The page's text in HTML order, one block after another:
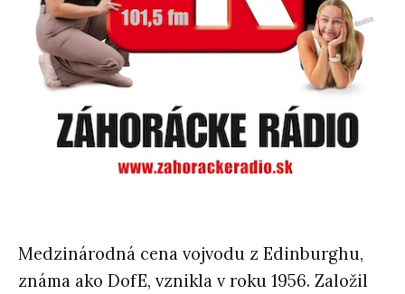
Medzinárodná cena vojvodu z Edinburghu,
známa ako DofE, vznikla v roku 1956. Založil